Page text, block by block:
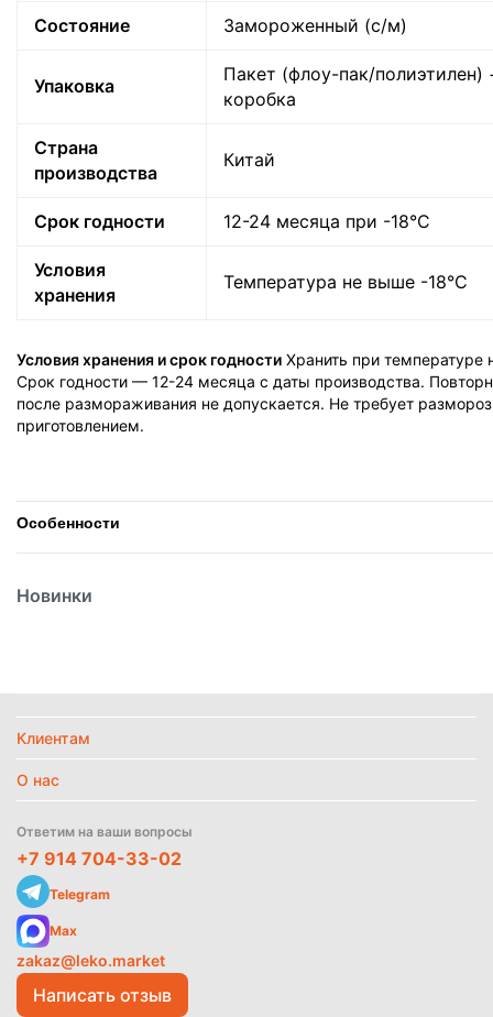
Состояние Замороженный (с/м)
Упаковка
Пакет (флоу-пак/полиэтилен)
коробка
Страна
производства
Китай
Срок годности 12-24 месяца при -18°C
Условия
хранения
Температура не выше -18°C
Условия хранения и срок годности Хранить при температуре
Срок годности — 12-24 месяца с даты производства.
после размораживания не допускается. Не требует
приготовлением.
Особенности
Вид
Температурный режим Замороженное
Найти похожие
Новинки
Клиентам
О нас
Ответим на ваши вопросы
+7 914 704-33-02
Telegram
Max
zakaz@leko.market
Написать отзыв